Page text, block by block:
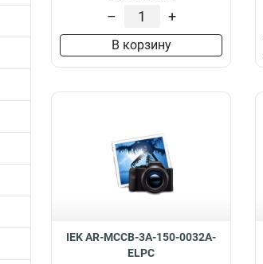
– +
В корзину
IEK AR-MCCB-3A-150-0032A-
ELPC